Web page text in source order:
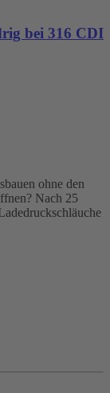
bei 316 CDI
ohne den
Nach 25